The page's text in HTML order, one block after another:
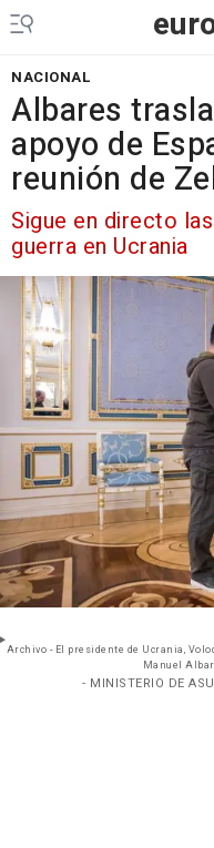
NACIONAL
Albares
apoyo de
reunión de
Sigue en directo
guerra en Ucrania
Archivo - El presidente de Ucrania,
Manuel
- MINISTERIO DE